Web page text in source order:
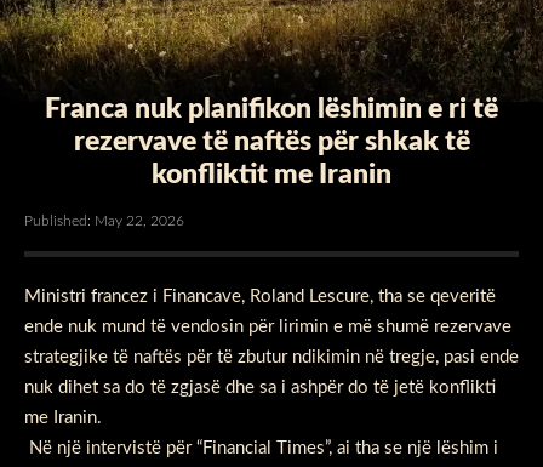
Franca nuk planifikon lëshimin e ri të
rezervave të naftës për shkak të
konfliktit me Iranin
Published: May 22, 2026
Ministri francez i Financave, Roland Lescure, tha se qeveritë
ende nuk mund të vendosin për lirimin e më shumë rezervave
strategjike të naftës për të zbutur ndikimin në tregje, pasi ende
nuk dihet sa do të zgjasë dhe sa i ashpër do të jetë konflikti
me Iranin.
Në një intervistë për “Financial Times”, ai tha se një lëshim i